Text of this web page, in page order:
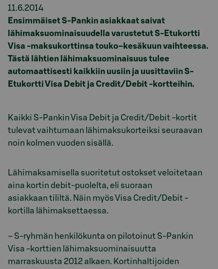
11.6.2014
Ensimmäiset S-Pankin asiakkaat saivat
lähimaksuominaisuudella varustetut S-Etukortti
Visa -maksukorttinsa touko–kesäkuun vaihteessa.
Tästä lähtien lähimaksuominaisuus tulee
automaattisesti kaikkiin uusiin ja uusittaviin S-
Etukortti Visa Debit ja Credit/Debit -kortteihin.
Kaikki S-Pankin Visa Debit ja Credit/Debit -kortit
tulevat vaihtumaan lähimaksukorteiksi seuraavan
noin kolmen vuoden sisällä.
Lähimaksamisella suoritetut ostokset veloitetaan
aina kortin debit-puolelta, eli suoraan
asiakkaan tililtä. Näin myös Visa Credit/Debit -
kortilla lähimaksettaessa.
– S-ryhmän henkilökunta on pilotoinut S-Pankin
Visa -korttien lähimaksuominaisuutta
marraskuusta 2012 alkaen. Kortinhaltijoiden